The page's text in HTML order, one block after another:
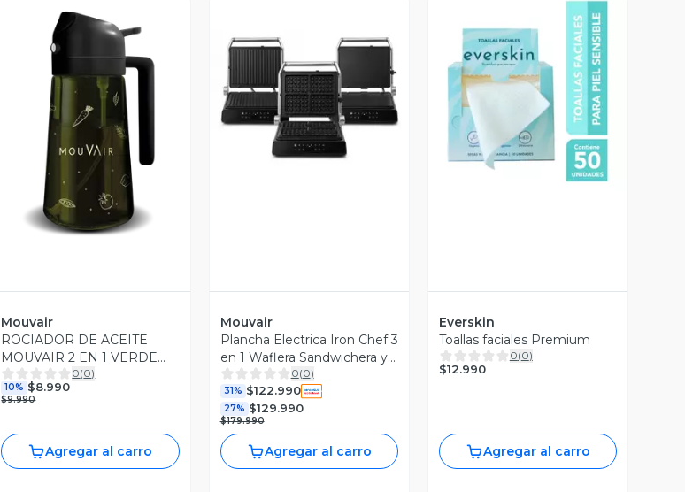
Vista Previa
Mouvair
ROCIADOR DE ACEITE
MOUVAIR 2 EN 1 VERDE
OSCURO
0(0)
10% $8.990
$9.990
Agregar al carro
Vista Previa
Mouvair
Plancha Electrica Iron Chef 3
en 1 Waflera Sandwichera y
Grill
0(0)
31% $122.990
27% $129.990
$179.990
Agregar al carro
Vista Previa
Everskin
Toallas faciales Premium
0(0)
$12.990
Agregar al carro